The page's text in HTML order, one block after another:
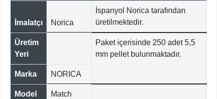
İmalatçı Norica
İspanyol Norica tarafından
üretilmektedir.
Üretim
Yeri
Paket içerisinde 250 adet 5,5
mm pellet bulunmaktadır.
Marka NORICA
Model Match